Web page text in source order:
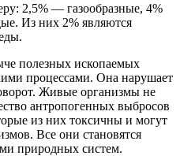
2,5% — газообразные, 4%
Из них 2% являются
полезных ископаемых
процессами. Она нарушает
Живые организмы не
антропогенных выбросов
из них токсичны и могут
Все они становятся
природных систем.